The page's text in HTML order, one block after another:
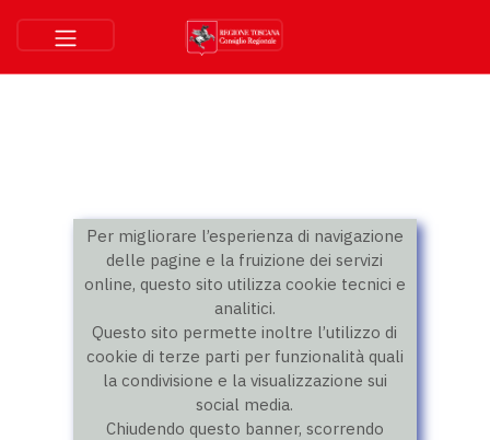
Per migliorare l’esperienza di navigazione
delle pagine e la fruizione dei servizi
online, questo sito utilizza cookie tecnici e
analitici.
Questo sito permette inoltre l’utilizzo di
cookie di terze parti per funzionalità quali
la condivisione e la visualizzazione sui
social media.
Chiudendo questo banner, scorrendo